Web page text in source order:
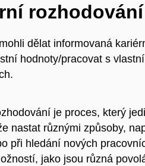
rozhodování
dělat informovaná
hodnoty/pracovat s
je proces, který
nastat různými způsoby,
při hledání nových
jako jsou různá